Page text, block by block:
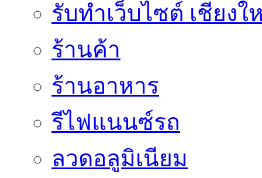
รับทำเว็บไซต์ เชียงใ
ร้านค้า
ร้านอาหาร
รีไฟแนนซ์รถ
ลวดอลูมิเนียม